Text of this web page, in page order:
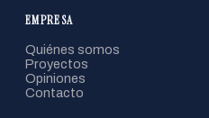
EMPRESA
Quiénes somos
Proyectos
Opiniones
Contacto